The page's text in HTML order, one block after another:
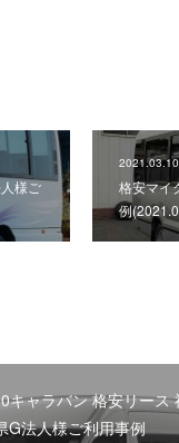
様ご
格安マイ
例
キャラバン 格安リース
G法人様ご利用事例